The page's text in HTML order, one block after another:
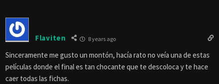
Flaviten 8 years ago
Sinceramente me gusto un montón, hacía rato no veía una de estas
películas donde el final es tan chocante que te descoloca y te hace
caer todas las fichas.